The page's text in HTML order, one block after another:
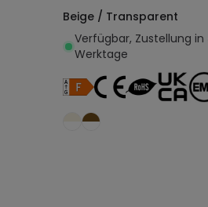
Beige / Transparent
Verfügbar, Zustellung in
Werktage